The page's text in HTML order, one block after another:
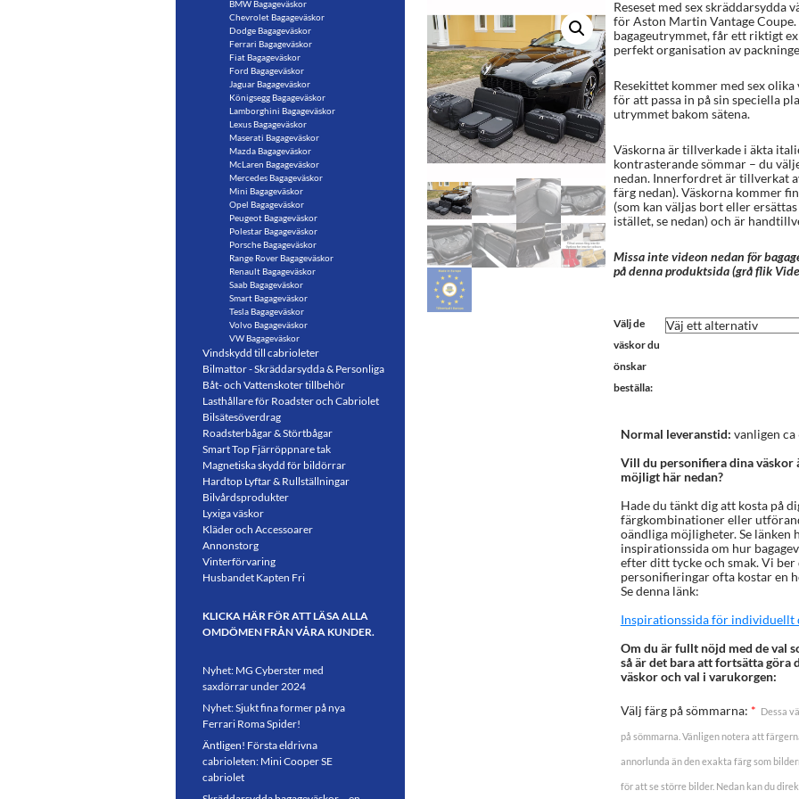
Reseset med sex skräddarsydda
för Aston Martin Vantage
bagageutrymmet, får ett riktigt
perfekt organisation av
Resekittet kommer med sex
för att passa in på sin speciella
utrymmet bakom sätena.
Väskorna är tillverkade i äkta
kontrasterande sömmar – du
nedan. Innerfordret är tillverkat
färg nedan). Väskorna kommer
(som kan väljas bort eller
istället, se nedan) och är
Missa inte videon nedan för
på denna produktsida (grå flik
Välj de
väskor du
önskar
beställa:
Normal leveranstid: vanligen ca
Vill du personifiera dina väskor
möjligt här nedan?
Hade du tänkt dig att kosta på
färgkombinationer eller
oändliga möjligheter. Se länken
inspirationssida om hur
efter ditt tycke och smak. Vi ber
personifieringar ofta kostar en
Se denna länk:
Inspirationssida för individuellt
Om du är fullt nöjd med de val
så är det bara att fortsätta göra
väskor och val i varukorgen:
Välj färg på sömmarna: * Dessa
på sömmarna. Vänligen notera att
annorlunda än den exakta färg som
för att se större bilder. Nedan kan du
BMW Bagageväskor
Chevrolet Bagageväskor
Dodge Bagageväskor
Ferrari Bagageväskor
Fiat Bagageväskor
Ford Bagageväskor
Jaguar Bagageväskor
Königsegg Bagageväskor
Lamborghini Bagageväskor
Lexus Bagageväskor
Maserati Bagageväskor
Mazda Bagageväskor
McLaren Bagageväskor
Mercedes Bagageväskor
Mini Bagageväskor
Opel Bagageväskor
Peugeot Bagageväskor
Polestar Bagageväskor
Porsche Bagageväskor
Range Rover Bagageväskor
Renault Bagageväskor
Saab Bagageväskor
Smart Bagageväskor
Tesla Bagageväskor
Volvo Bagageväskor
VW Bagageväskor
Vindskydd till cabrioleter
Bilmattor - Skräddarsydda & Personliga
Båt- och Vattenskoter tillbehör
Lasthållare för Roadster och Cabriolet
Bilsätesöverdrag
Roadsterbågar & Störtbågar
Smart Top Fjärröppnare tak
Magnetiska skydd för bildörrar
Hardtop Lyftar & Rullställningar
Bilvårdsprodukter
Lyxiga väskor
Kläder och Accessoarer
Annonstorg
Vinterförvaring
Husbandet Kapten Fri
KLICKA HÄR FÖR ATT LÄSA ALLA
OMDÖMEN FRÅN VÅRA KUNDER.
Nyhet: MG Cyberster med
saxdörrar under 2024
Nyhet: Sjukt fina former på nya
Ferrari Roma Spider!
Äntligen! Första eldrivna
cabrioleten: Mini Cooper SE
cabriolet